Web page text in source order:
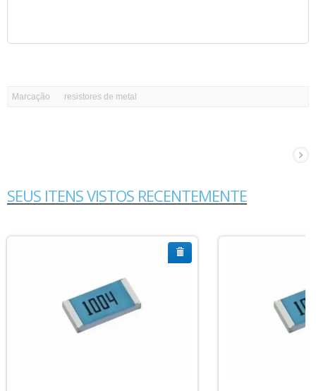
Marcação resistores de metal
SEUS ITENS VISTOS RECENTEMENTE